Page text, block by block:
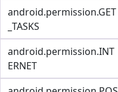
android.permission.GET
_TASKS
android.permission.INT
ERNET